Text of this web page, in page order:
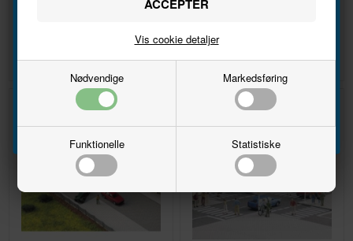
Nødvendige Markedsføring
Funktionelle Statistiske
Vis cookie detaljer